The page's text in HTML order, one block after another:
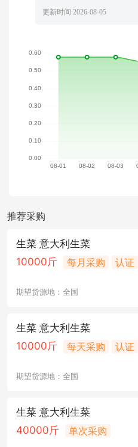
更新时间 2026-08-05
推荐采购
生菜 意大利生菜
10000斤 每月采购 认证
期望货源地：全国
生菜 意大利生菜
10000斤 每天采购 认证
期望货源地：全国
生菜 意大利生菜
40000斤 单次采购